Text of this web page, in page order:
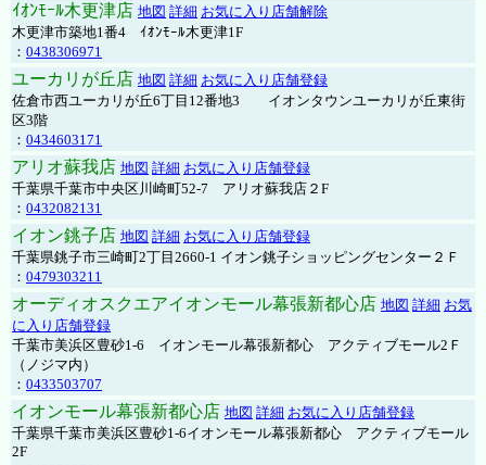
ｲｵﾝﾓｰﾙ木更津店 地図 詳細 お気に入り店舗解除
木更津市築地1番4 ｲｵﾝﾓｰﾙ木更津1F
： 0438306971
ユーカリが丘店 地図 詳細 お気に入り店舗登録
佐倉市西ユーカリが丘6丁目12番地3 イオンタウンユーカリが丘東街
区3階
： 0434603171
アリオ蘇我店 地図 詳細 お気に入り店舗登録
千葉県千葉市中央区川崎町52-7 アリオ蘇我店２F
： 0432082131
イオン銚子店 地図 詳細 お気に入り店舗登録
千葉県銚子市三崎町2丁目2660-1 イオン銚子ショッピングセンター２Ｆ
： 0479303211
オーディオスクエアイオンモール幕張新都心店 地図 詳細 お気
に入り店舗登録
千葉市美浜区豊砂1-6 イオンモール幕張新都心 アクティブモール2Ｆ
（ノジマ内）
： 0433503707
イオンモール幕張新都心店 地図 詳細 お気に入り店舗登録
千葉県千葉市美浜区豊砂1-6イオンモール幕張新都心 アクティブモール
2F